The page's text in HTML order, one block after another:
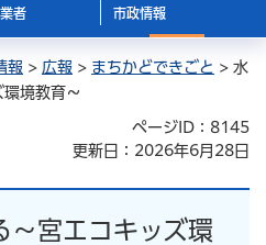
者 市政情報
報 > 広報 > まちかどできごと > 水
境教育～
ページID：8145
更新日：2026年6月28日
～宮エコキッズ環